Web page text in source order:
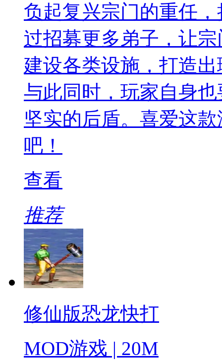
负起复兴宗门的重任
过招募更多弟子，让
建设各类设施，打造
与此同时，玩家自身
坚实的后盾。喜爱这
吧！
查看
推荐
修仙版恐龙快打
MOD游戏 | 20M